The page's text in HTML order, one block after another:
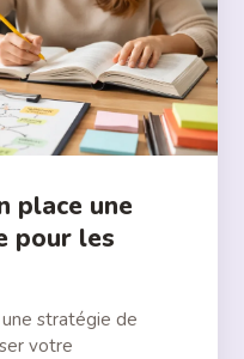
place une
pour les
stratégie de
votre